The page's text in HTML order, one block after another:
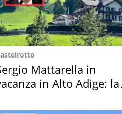
Mattarella in
in Alto Adige: la